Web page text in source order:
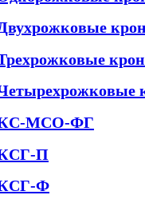
МСО-ФГ
П
Ф